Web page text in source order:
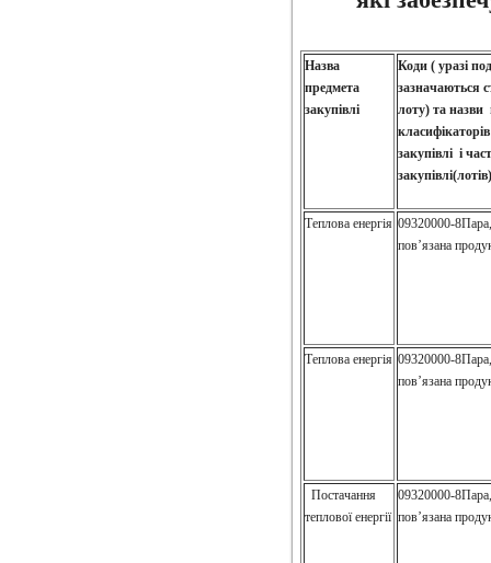
Назва
предмета
закупівлі
Коди ( уразі
зазначаються
лоту) та назви
закупівлі і
Теплова енергія 09320000-
пов’язана
Теплова енергія 09320000-
пов’язана
Постачання
теплової енергії
09320000-
пов’язана